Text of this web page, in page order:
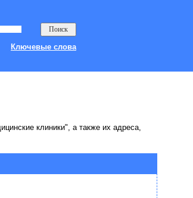
Ключевые слова
клиники", а также их адреса,